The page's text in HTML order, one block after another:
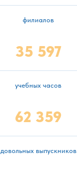
филиалов
35 597
учебных часов
62 359
довольных выпускников